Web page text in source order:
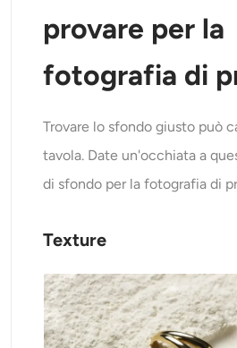
provare per la
fotografia di
Trovare lo sfondo giusto può
tavola. Date un'occhiata a
di sfondo per la fotografia di
Texture